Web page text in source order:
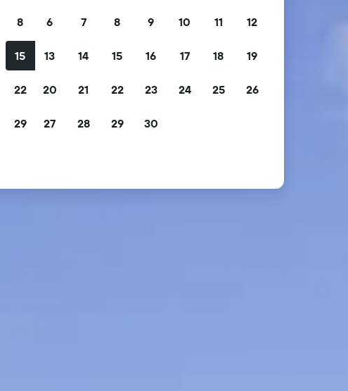
8
15
22
29
6 7 8 9 10 11 12
13 14 15 16 17 18 19
20 21 22 23 24 25 26
27 28 29 30